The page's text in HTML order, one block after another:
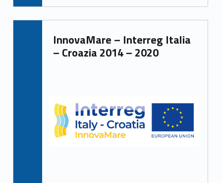
InnovaMare – Interreg Italia
– Croazia 2014 – 2020